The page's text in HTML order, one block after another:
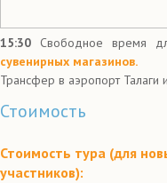
15:30 Свободное время
сувенирных магазинов.
Трансфер в аэропорт Талаги
Стоимость
Стоимость тура (для
участников):